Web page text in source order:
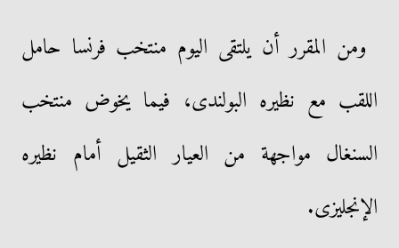
ومن المقرر أن يلتقى اليوم منتخب فرنسا حامل
اللقب مع نظيره البولندى، فيما يخوض منتخب
السنغال مواجهة من العيار الثقيل أمام نظيره
الإنجليزى.